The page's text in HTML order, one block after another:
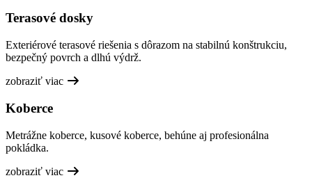
Terasové dosky
Exteriérové terasové riešenia s dôrazom na stabilnú konštrukciu,
bezpečný povrch a dlhú výdrž.
zobraziť viac
Koberce
Metrážne koberce, kusové koberce, behúne aj profesionálna
pokládka.
zobraziť viac